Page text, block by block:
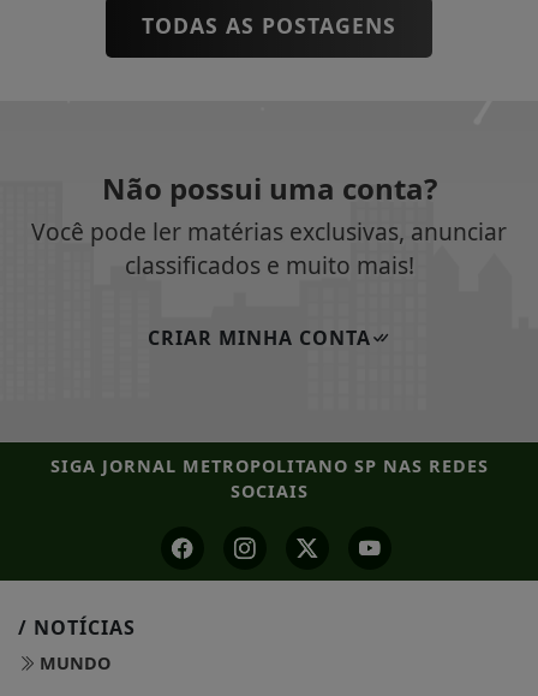
TODAS AS POSTAGENS
Não possui uma conta?
Você pode ler matérias exclusivas, anunciar
classificados e muito mais!
CRIAR MINHA CONTA
SIGA JORNAL METROPOLITANO SP NAS REDES
SOCIAIS
/ NOTÍCIAS
MUNDO